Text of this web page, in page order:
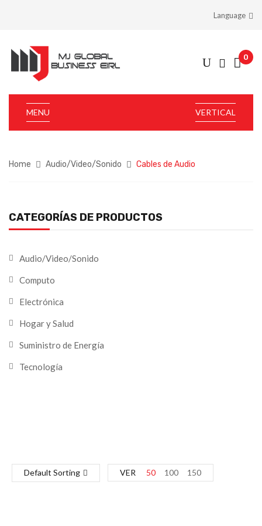
Language
0
VERTICAL
MENU
Home Audio/Video/Sonido Cables de Audio
CATEGORÍAS DE PRODUCTOS
Audio/Video/Sonido
Computo
Electrónica
Hogar y Salud
Suministro de Energía
Tecnología
Default Sorting VER 50 100 150